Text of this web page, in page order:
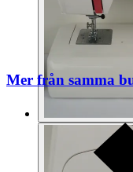
Mer från samma